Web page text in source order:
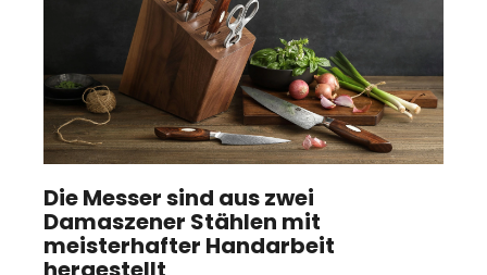
Die Messer sind aus zwei
Damaszener Stählen mit
meisterhafter Handarbeit
hergestellt